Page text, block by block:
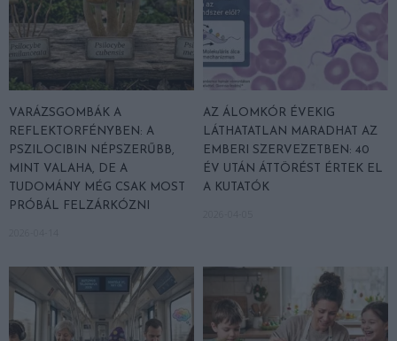
VARÁZSGOMBÁK A
REFLEKTORFÉNYBEN: A
PSZILOCIBIN NÉPSZERŰBB,
MINT VALAHA, DE A
TUDOMÁNY MÉG CSAK MOST
PRÓBÁL FELZÁRKÓZNI
AZ ÁLOMKÓR ÉVEKIG
LÁTHATATLAN MARADHAT AZ
EMBERI SZERVEZETBEN: 40
ÉV UTÁN ÁTTÖRÉST ÉRTEK EL
A KUTATÓK